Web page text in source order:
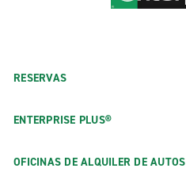
RESERVAS
ENTERPRISE PLUS®
OFICINAS DE ALQUILER DE AUTOS